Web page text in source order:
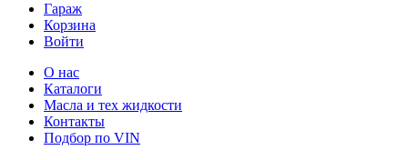
Гараж
Корзина
Войти
О нас
Каталоги
Масла и тех жидкости
Контакты
Подбор по VIN